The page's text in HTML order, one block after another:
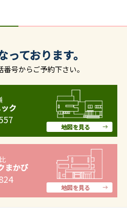
っております。
号からご予約下さい。
ク
地図を見る
まかび
地図を見る